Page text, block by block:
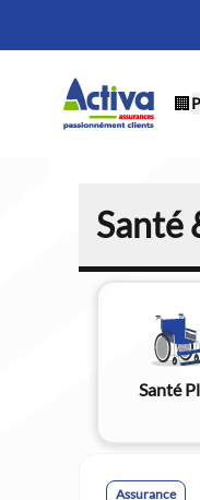
🏢
Santé
Santé
Assurance